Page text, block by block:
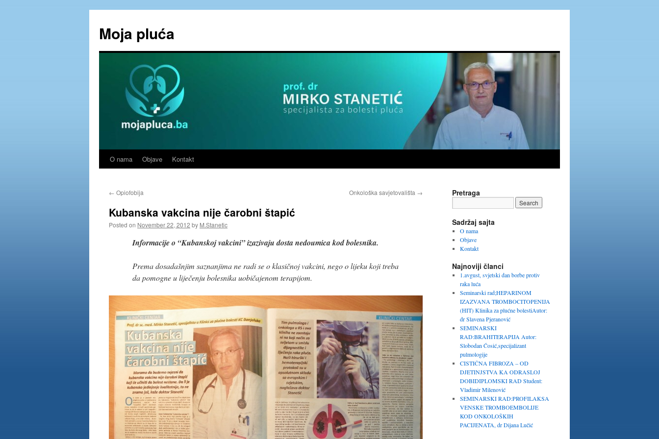
content
Moja pluća
O nama Objave Kontakt
← Opiofobija Onkološka savjetovališta →
Kubanska vakcina nije čarobni štapić
Posted on November 22, 2012 by M.Stanetic
Informacije o “Kubanskoj vakcini” izazivaju dosta nedoumica kod bolesnika.
Prema dosadašnjim saznanjima ne radi se o klasičnoj vakcini, nego o lijeku koji treba
da pomogne u liječenju bolesnika uobičajenom terapijom.
Pretraga
Sadržaj sajta
O nama
Objave
Kontakt
Najnoviji članci
1.avgust, svjetski dan borbe protiv
raka luća
Seminarski rad;HEPARINOM
IZAZVANA TROMBOCITOPENIJA
(HIT) Klinika za plućne bolestiAutor:
dr Slavena Pjeranović
SEMINARSKI
RAD:BRAHITERAPIJA Autor:
Slobodan Ćosić,specijalizant
pulmologije
CISTIČNA FIBROZA – OD
DJETINJSTVA KA ODRASLOJ
DOBIDIPLOMSKI RAD Student:
Vladimir Milenović
SEMINARSKI RAD:PROFILAKSA
VENSKE TROMBOEMBOLIJE
KOD ONKOLOŠKIH
PACIJENATA, dr Dijana Lučić